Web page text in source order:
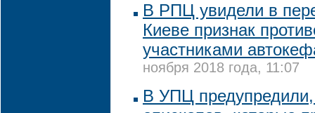
В РПЦ увидели в
Киеве признак
участниками
ноября 2018 года, 11:07
В УПЦ предупредили,